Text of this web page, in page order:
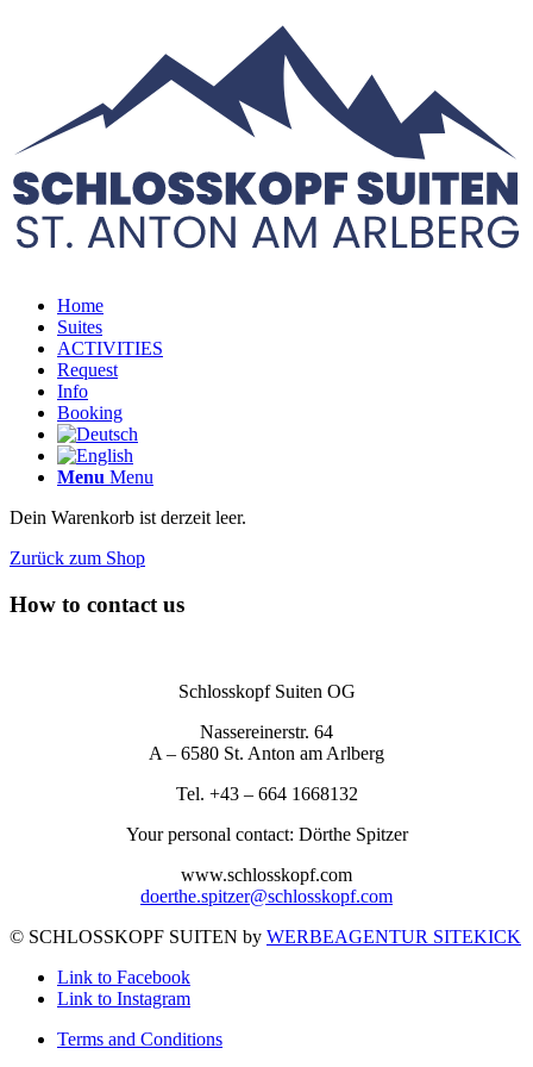
Home
Suites
ACTIVITIES
Request
Info
Booking
Menu Menu
Dein Warenkorb ist derzeit leer.
Zurück zum Shop
How to contact us
Schlosskopf Suiten OG
Nassereinerstr. 64
A – 6580 St. Anton am Arlberg
Tel. +43 – 664 1668132
Your personal contact: Dörthe Spitzer
www.schlosskopf.com
doerthe.spitzer@schlosskopf.com
© SCHLOSSKOPF SUITEN by WERBEAGENTUR SITEKICK
Link to Facebook
Link to Instagram
Terms and Conditions